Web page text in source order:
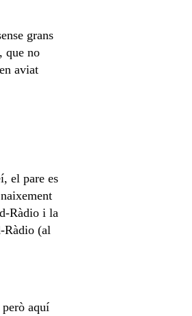
grans
que no
aviat
el pare es
Ràdio i la
Ràdio (al
aquí